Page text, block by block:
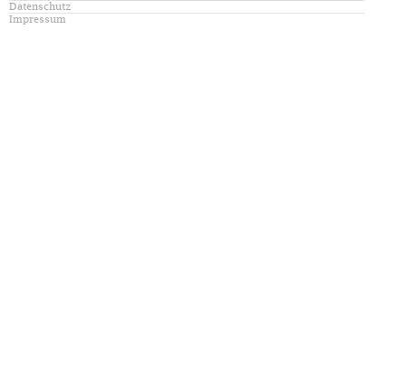
Datenschutz
Impressum